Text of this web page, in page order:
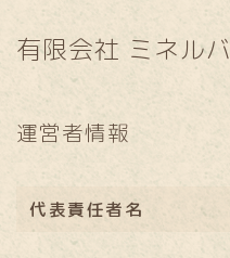
有限会社 ミネルバ
運営者情報
代表責任者名